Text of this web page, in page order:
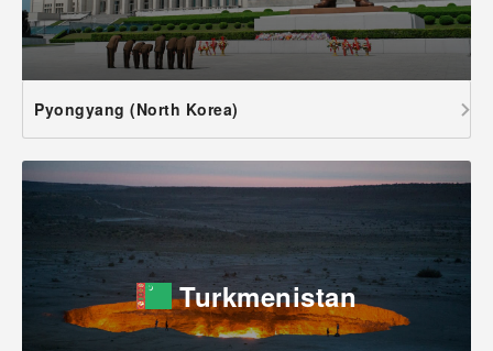
Pyongyang (North Korea)
Turkmenistan